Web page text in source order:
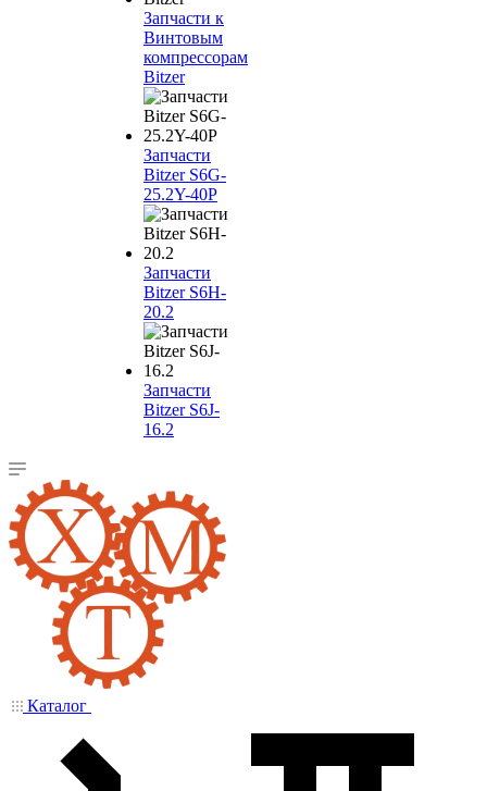
Запчасти к
Винтовым
компрессорам
Bitzer
Запчасти
Bitzer S6G-
25.2Y-40P
Запчасти
Bitzer S6H-
20.2
Запчасти
Bitzer S6J-
16.2
Каталог